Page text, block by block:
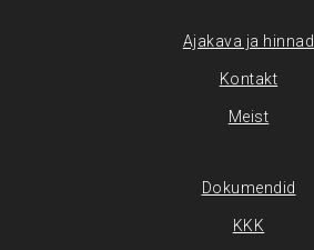
Ajakava ja hinnad
Kontakt
Meist
Dokumendid
KKK